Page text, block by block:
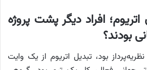
اتریوم؛‌ افراد دیگر پشت پروژه
بودند؟
بود، تبدیل اتریوم از یک وایت